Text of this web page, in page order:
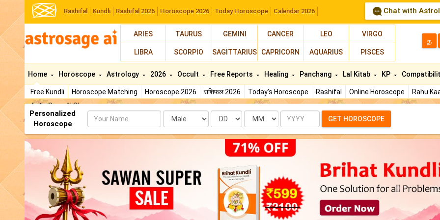
Rashifal Kundli Rashifal 2026 Horoscope 2026 Today Horoscope Calendar 2026 Chat with
ARIES TAURUS GEMINI CANCER LEO VIRGO
LIBRA SCORPIO SAGITTARIUS CAPRICORN AQUARIUS PISCES
த
Home
Free Kundli Horoscope Matching Horoscope 2026 राशिफल 2026 Today's Horoscope Rashifal Online Horoscope Rahu
AstroSage AI Shop
Horoscope Astrology 2026 Occult Free Reports Healing Panchang Lal Kitab KP
Personalized
Horoscope
Name Date Month Year GET HOROSCOPE